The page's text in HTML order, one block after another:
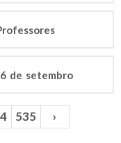
de setembro
535 ›